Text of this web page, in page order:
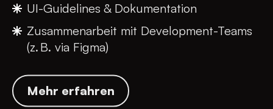
UI-Guidelines & Dokumentation
Zusammenarbeit mit Development-Teams
(z. B. via Figma)
Mehr erfahren